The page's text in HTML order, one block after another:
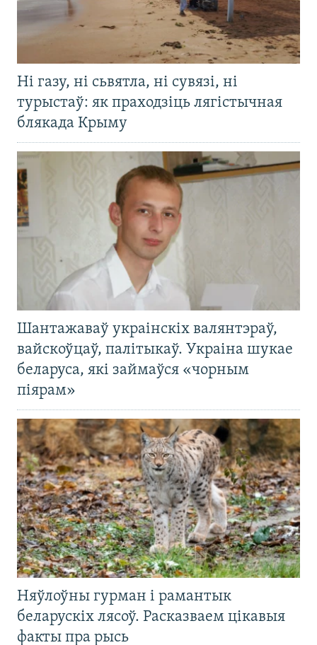
Ні газу, ні сьвятла, ні сувязі, ні
турыстаў: як праходзіць лягістычная
блякада Крыму
Шантажаваў украінскіх валянтэраў,
вайскоўцаў, палітыкаў. Украіна шукае
беларуса, які займаўся «чорным
піярам»
Няўлоўны гурман і рамантык
беларускіх лясоў. Расказваем цікавыя
факты пра рысь